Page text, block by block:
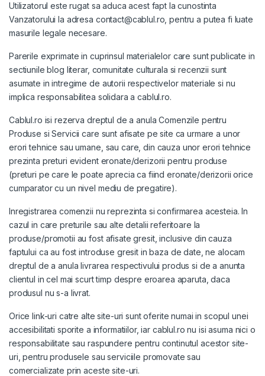
Utilizatorul este rugat sa aduca acest fapt la cunostinta
Vanzatorului la adresa contact@cablul.ro, pentru a putea fi luate
masurile legale necesare.
Parerile exprimate in cuprinsul materialelor care sunt publicate in
sectiunile blog literar, comunitate culturala si recenzii sunt
asumate in intregime de autorii respectivelor materiale si nu
implica responsabilitea solidara a cablul.ro.
Cablul.ro isi rezerva dreptul de a anula Comenzile pentru
Produse si Servicii care sunt afisate pe site ca urmare a unor
erori tehnice sau umane, sau care, din cauza unor erori tehnice
prezinta preturi evident eronate/derizorii pentru produse
(preturi pe care le poate aprecia ca fiind eronate/derizorii orice
cumparator cu un nivel mediu de pregatire).
Inregistrarea comenzii nu reprezinta si confirmarea acesteia. In
cazul in care preturile sau alte detalii referitoare la
produse/promotii au fost afisate gresit, inclusive din cauza
faptului ca au fost introduse gresit in baza de date, ne alocam
dreptul de a anula livrarea respectivului produs si de a anunta
clientul in cel mai scurt timp despre eroarea aparuta, daca
produsul nu s-a livrat.
Orice link-uri catre alte site-uri sunt oferite numai in scopul unei
accesibilitati sporite a informatiilor, iar cablul.ro nu isi asuma nici o
responsabilitate sau raspundere pentru continutul acestor site-
uri, pentru produsele sau serviciile promovate sau
comercializate prin aceste site-uri.